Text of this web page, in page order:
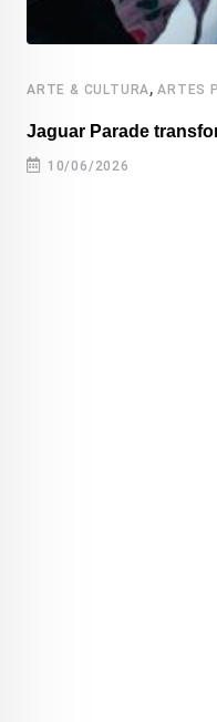
ARTE & CULTURA,ARTES
Jaguar Parade
10/06/2026